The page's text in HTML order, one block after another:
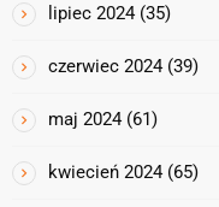
lipiec 2024 (35)
czerwiec 2024 (39)
maj 2024 (61)
kwiecień 2024 (65)